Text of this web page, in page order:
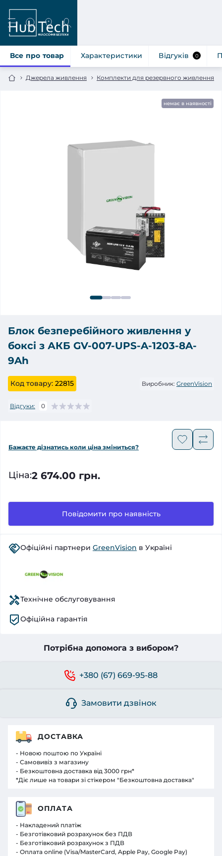
Джерела живлення Комплекти для резервного живлення
Все про товар Характеристики Відгуків 0
немає в наявності
Блок безперебійного живлення у
боксі з АКБ GV-007-UPS-A-1203-8A-
9Ah
Код товару: 22815 Виробник: GreenVision
Відгуки: 0
Бажаєте дізнатись коли ціна зміниться?
Ціна:2 674.00 грн.
Повідомити про наявність
Офіційні партнери GreenVision в Україні
Технічне обслуговування
Офіційна гарантія
Потрібна допомога з вибором?
+380 (67) 669-95-88
Замовити дзвінок
ДОСТАВКА
- Новою поштою по Україні
- Самовивіз з магазину
- Безкоштовна доставка від 3000 грн*
*Діє лише на товари зі стікером "Безкоштовна доставка"
ОПЛАТА
- Накладений платіж
- Безготівковий розрахунок без ПДВ
- Безготівковий розрахунок з ПДВ
- Оплата online (Visa/MasterCard, Apple Pay, Google Pay)